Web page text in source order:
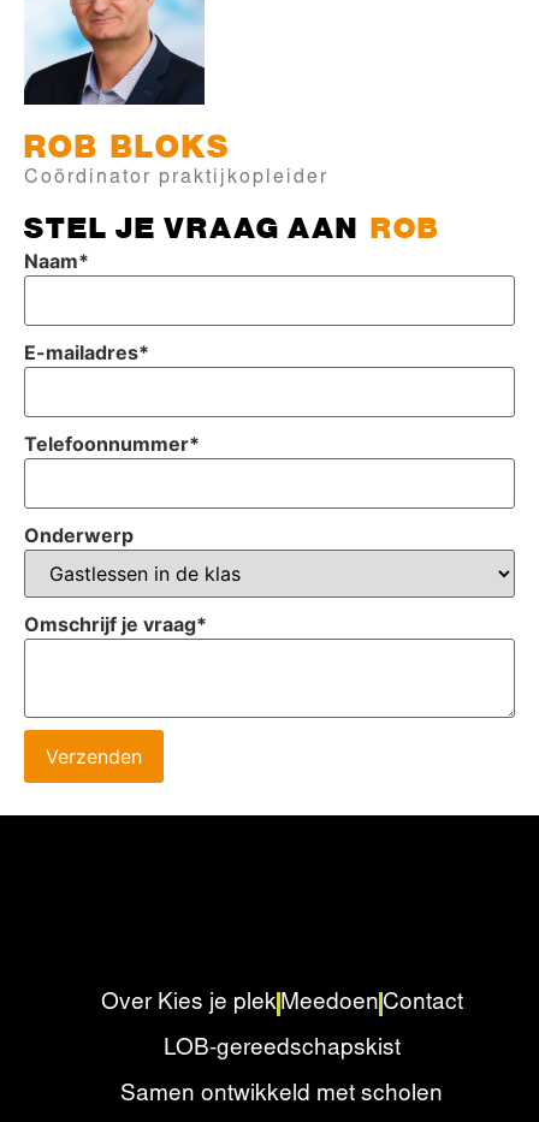
ROB BLOKS
Coördinator praktijkopleider
STEL JE VRAAG AAN ROB
Naam*
E-mailadres*
Telefoonnummer*
Onderwerp
Omschrijf je vraag*
Verzenden
Over Kies je plek Meedoen Contact
LOB-gereedschapskist
Samen ontwikkeld met scholen